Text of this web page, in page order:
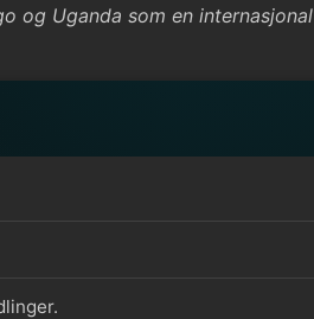
og Uganda som en internasjonal